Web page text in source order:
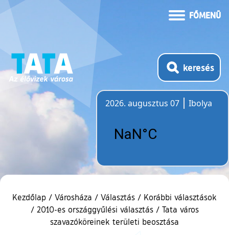
FŐMENÜ
keresés
2026. augusztus 07
Ibolya
Kezdőlap / Városháza / Választás / Korábbi választások
/ 2010-es országgyűlési választás / Tata város
szavazóköreinek területi beosztása